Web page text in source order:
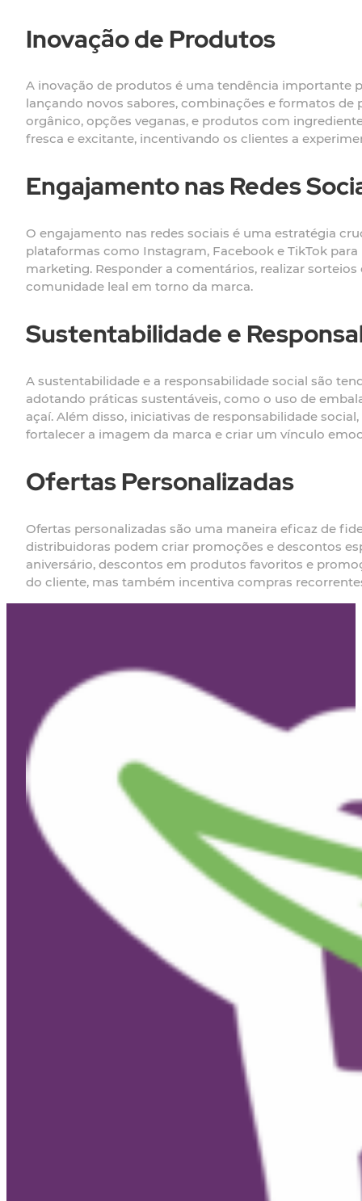
Inovação de Produtos
A inovação de produtos é uma tendência importante
lançando novos sabores, combinações e formatos
orgânico, opções veganas, e produtos com
fresca e excitante, incentivando os clientes a
Engajamento nas Redes
O engajamento nas redes sociais é uma estratégia
plataformas como Instagram, Facebook e TikTok
marketing. Responder a comentários, realizar
comunidade leal em torno da marca.
Sustentabilidade e
A sustentabilidade e a responsabilidade social são
adotando práticas sustentáveis, como o uso de
açaí. Além disso, iniciativas de responsabilidade
fortalecer a imagem da marca e criar um vínculo
Ofertas Personalizadas
Ofertas personalizadas são uma maneira eficaz de
distribuidoras podem criar promoções e descontos
aniversário, descontos em produtos favoritos e
do cliente, mas também incentiva compras